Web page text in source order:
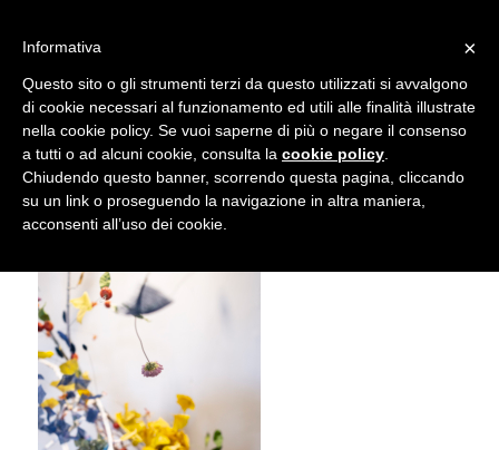
Mostra Feste d’inverno 2018
accetta l'uso dei cookies previsto nella pagina dedicata.
Fai clic per abilitare/disabilitare il tracciamento di
Google Analytics.
OK Privacy e cookie policy
×
Informativa
Questo sito o gli strumenti terzi da questo utilizzati si avvalgono
di cookie necessari al funzionamento ed utili alle finalità illustrate
nella cookie policy. Se vuoi saperne di più o negare il consenso
a tutti o ad alcuni cookie, consulta la cookie policy
Chiudendo questo banner, scorrendo questa pagina, cliccando
su un link o proseguendo la navigazione in altra maniera,
acconsenti all’uso dei cookie.